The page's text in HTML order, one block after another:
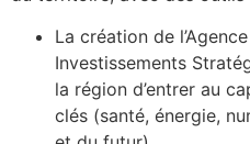
La création de
Investissements
la région d’entrer au
clés (santé, énergie,